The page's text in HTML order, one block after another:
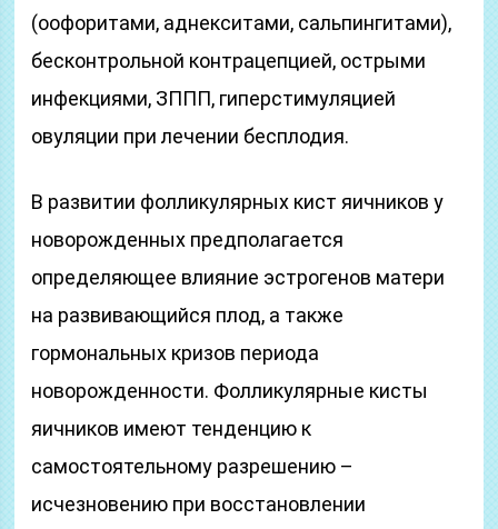
(оофоритами, аднекситами, сальпингитами),
бесконтрольной контрацепцией, острыми
инфекциями, ЗППП, гиперстимуляцией
овуляции при лечении бесплодия.
В развитии фолликулярных кист яичников у
новорожденных предполагается
определяющее влияние эстрогенов матери
на развивающийся плод, а также
гормональных кризов периода
новорожденности. Фолликулярные кисты
яичников имеют тенденцию к
самостоятельному разрешению –
исчезновению при восстановлении